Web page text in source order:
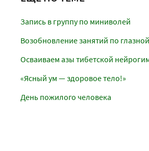
Запись в группу по миниволей
Возобновление занятий по
Осваиваем азы тибетской
«Ясный ум — здоровое тело!»
День пожилого человека